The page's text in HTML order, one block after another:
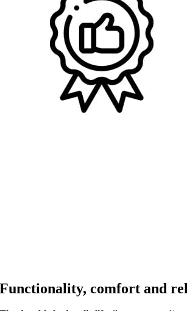
Functionality, comfort and